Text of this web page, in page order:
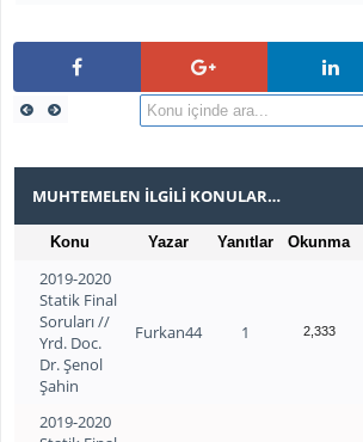
MUHTEMELEN İLGILI KONULAR…
Konu Yazar Yanıtlar Okunma
2019-2020
Statik Final
Soruları //
Yrd. Doc.
Dr. Şenol
Şahin
Furkan44 1 2,333
2019-2020